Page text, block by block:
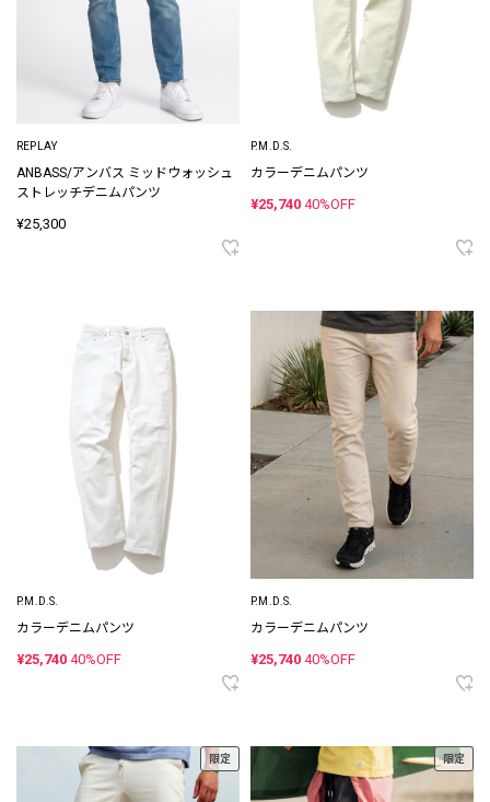
REPLAY
ANBASS/アンバス ミッドウォッシュ
ストレッチデニムパンツ
¥25,300
P.M.D.S.
カラーデニムパンツ
¥25,740 40%OFF
P.M.D.S.
カラーデニムパンツ
¥25,740 40%OFF
P.M.D.S.
カラーデニムパンツ
¥25,740 40%OFF
限定 限定